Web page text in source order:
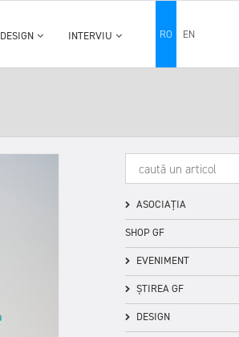
DESIGN INTERVIU RO EN
ASOCIAȚIA
SHOP GF
EVENIMENT
ȘTIREA GF
DESIGN